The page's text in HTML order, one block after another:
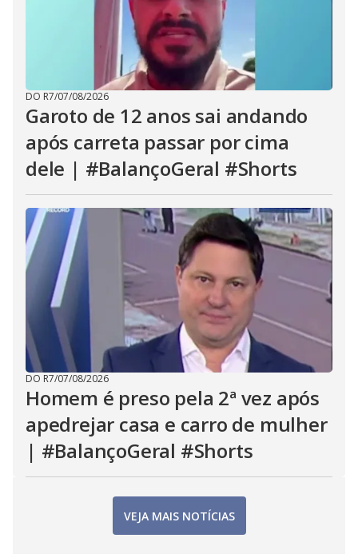
DO R7/07/08/2026
Garoto de 12 anos sai andando
após carreta passar por cima
dele | #BalançoGeral #Shorts
DO R7/07/08/2026
Homem é preso pela 2ª vez após
apedrejar casa e carro de mulher
| #BalançoGeral #Shorts
VEJA MAIS NOTÍCIAS